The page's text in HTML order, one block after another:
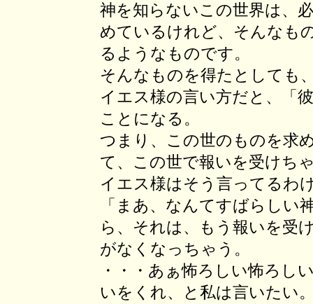
神を知らないこの世界は、
めているけれど、そんなも
るようなものです。
そんなものを得たとしても
イエス様の言い方だと、「
ことになる。
つまり、この世のものを求
て、この世で報いを受けち
イエス様はそう言ってるわ
「まあ、なんてすばらしい
ら、それは、もう報いを受
がなくなっちゃう。
・・・あぁ怖ろしい怖ろし
いをくれ、と私は言いたい